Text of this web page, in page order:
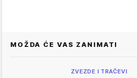
MOŽDA ĆE VAS ZANIMATI
ZVEZDE I TRAČEVI